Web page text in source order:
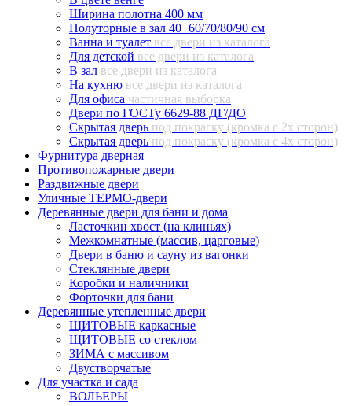
Ширина полотна 400 мм
Полуторные в зал 40+60/70/80/90 см
Ванна и туалет все двери из каталога
Для детской все двери из каталога
В зал все двери из каталога
На кухню все двери из каталога
Для офиса частичная выборка
Двери по ГОСТу 6629-88 ДГ/ДО
Скрытая дверь под покраску (кромка с 2х сторон)
Скрытая дверь под покраску (кромка с 4х сторон)
Фурнитура дверная
Противопожарные двери
Раздвижные двери
Уличные ТЕРМО-двери
Деревянные двери для бани и дома
Ласточкин хвост (на клиньях)
Межкомнатные (массив, царговые)
Двери в баню и сауну из вагонки
Стеклянные двери
Коробки и наличники
Форточки для бани
Деревянные утепленные двери
ЩИТОВЫЕ каркасные
ЩИТОВЫЕ со стеклом
ЗИМА с массивом
Двустворчатые
Для участка и сада
ВОЛЬЕРЫ